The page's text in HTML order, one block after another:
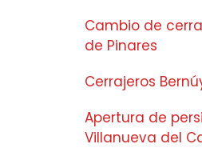
Cambio de
de Pinares
Cerrajeros
Apertura de
Villanueva del